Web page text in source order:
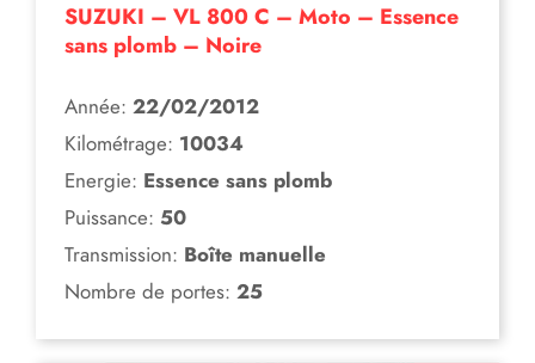
SUZUKI – VL 800 C – Moto – Essence
sans plomb – Noire
Année: 22/02/2012
Kilométrage: 10034
Energie: Essence sans plomb
Puissance: 50
Transmission: Boîte manuelle
Nombre de portes: 25